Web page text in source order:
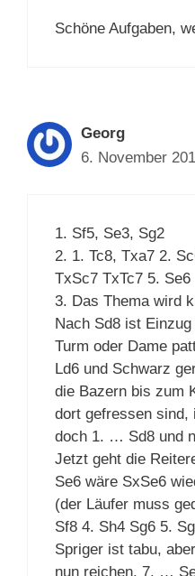
Schöne Aufgaben,
Georg
6. November
1. Sf5, Se3, Sg2
2. 1. Tc8, Txa7 2.
TxSc7 TxTc7 5. Se6
3. Das Thema wird
Nach Sd8 ist
Turm oder Dame
Ld6 und Schwarz
die Bazern bis zum
dort gefressen sind,
doch 1. … Sd8 und
Jetzt geht die
Se6 wäre SxSe6
(der Läufer muss
Sf8 4. Sh4 Sg6 5.
Spriger ist tabu,
nun reichen. 7. …